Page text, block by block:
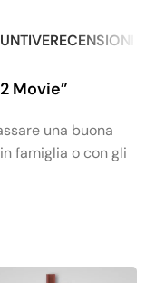
RECENSIONI
Movie”
una buona
famiglia o con gli